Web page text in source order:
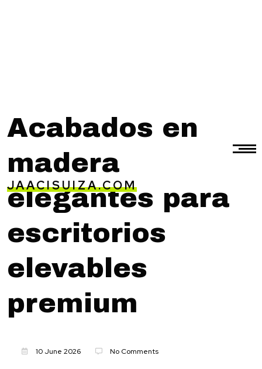
JAACISUIZA.COM
Acabados en
madera
elegantes para
escritorios
elevables
premium
10 June 2026 No Comments